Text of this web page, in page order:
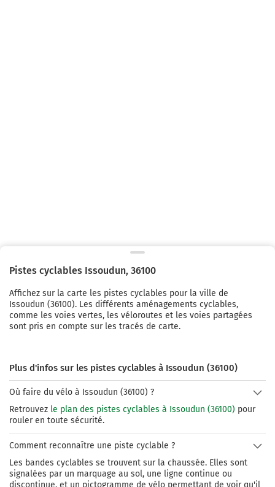
Pistes cyclables Issoudun, 36100
Affichez sur la carte les pistes cyclables pour la ville de
Issoudun (36100). Les différents aménagements cyclables,
comme les voies vertes, les véloroutes et les voies partagées
sont pris en compte sur les tracés de carte.
Plus d'infos sur les pistes cyclables à Issoudun (36100)
Où faire du vélo à Issoudun (36100) ?
Retrouvez le plan des pistes cyclables à Issoudun (36100) pour
rouler en toute sécurité.
Comment reconnaître une piste cyclable ?
Les bandes cyclables se trouvent sur la chaussée. Elles sont
signalées par un marquage au sol, une ligne continue ou
discontinue, et un pictogramme de vélo permettant de voir qu'il